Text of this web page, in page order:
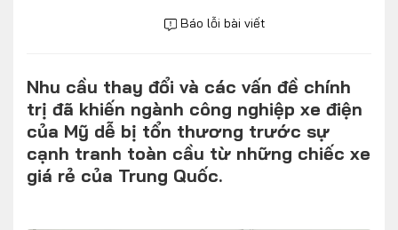
Infographics
Album ảnh
Video
Báo lỗi bài viết
Nhu cầu thay đổi và các vấn đề chính
trị đã khiến ngành công nghiệp xe điện
của Mỹ dễ bị tổn thương trước sự
cạnh tranh toàn cầu từ những chiếc xe
giá rẻ của Trung Quốc.